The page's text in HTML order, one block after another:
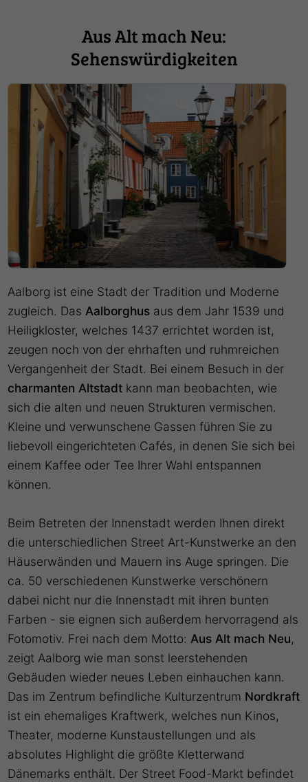
Aus Alt mach Neu:
Sehenswürdigkeiten
Aalborg ist eine Stadt der Tradition und Moderne
zugleich. DasAalborghus aus dem Jahr 1539 und
Heiligkloster, welches 1437 errichtet worden ist,
zeugen noch von der ehrhaften und ruhmreichen
Vergangenheit der Stadt. Bei einem Besuch in der
charmanten Altstadt kann man beobachten, wie
sich die alten und neuen Strukturen vermischen.
Kleine und verwunschene Gassen führen Sie zu
liebevoll eingerichteten Cafés, in denen Sie sich bei
einem Kaffee oder Tee Ihrer Wahl entspannen
können.
Beim Betreten der Innenstadt werden Ihnen direkt
die unterschiedlichen Street Art-Kunstwerke an den
Häuserwänden und Mauern ins Auge springen. Die
ca. 50 verschiedenen Kunstwerke verschönern
dabei nicht nur die Innenstadt mit ihren bunten
Farben - sie eignen sich außerdem hervorragend als
Fotomotiv. Frei nach dem Motto:Aus Alt mach Neu,
zeigt Aalborg wie man sonst leerstehenden
Gebäuden wieder neues Leben einhauchen kann.
Das im Zentrum befindliche Kulturzentrum Nordkraft
ist ein ehemaliges Kraftwerk, welches nun Kinos,
Theater, moderne Kunstaustellungen und als
absolutes Highlight die größte Kletterwand
Dänemarks enthält. Der Street Food-Markt befindet